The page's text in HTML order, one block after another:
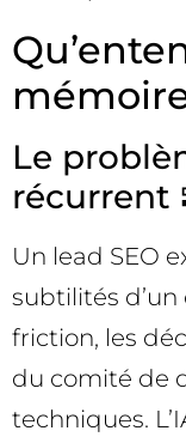
Le
récurrent
Un lead SEO
subtilités
friction, les
du comité de
techniques.